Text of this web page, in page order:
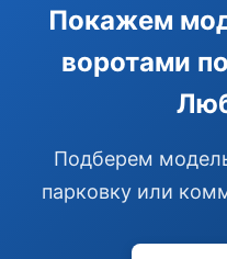
Покажем
воротами
Подберем
парковку или
Помогу
модуль